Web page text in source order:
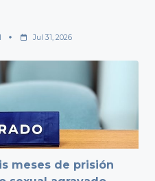
Jul 31, 2026
meses de prisión